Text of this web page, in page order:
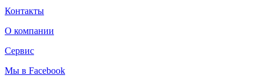
Контакты
О компании
Сервис
Мы в Facebook